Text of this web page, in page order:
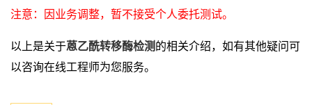
注意：因业务调整，暂不接受个人委托测试。
以上是关于蒽乙酰转移酶检测 的相关介绍，如有其他疑问可
以咨询在线工程师为您服务。